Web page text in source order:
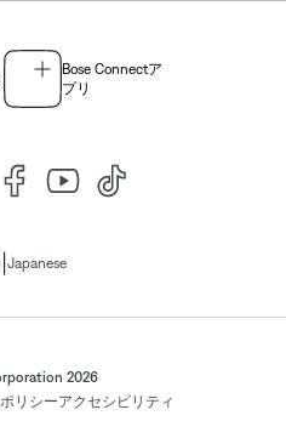
Bose Connectア
プリ
Japanese
2026
リシーアクセシビリティ